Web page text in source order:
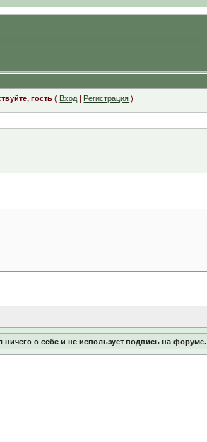
гость ( Вход | Регистрация )
ничего о себе и не использует подпись на форуме.